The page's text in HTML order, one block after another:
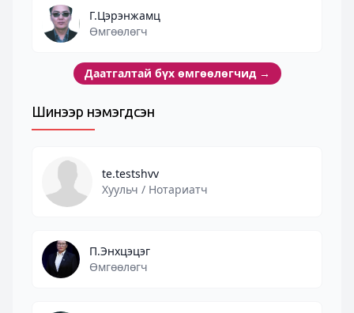
Г.Цэрэнжамц
Өмгөөлөгч
Даатгалтай бүх өмгөөлөгчид →
Шинээр нэмэгдсэн
te.testshvv
Хуульч / Нотариатч
П.Энхцэцэг
Өмгөөлөгч